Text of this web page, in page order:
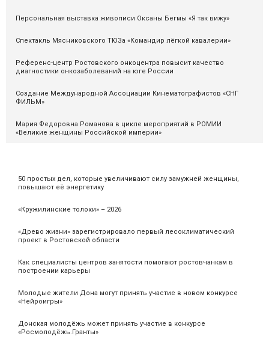
50 простых дел, которые увеличивают силу замужней женщины,
повышают её энергетику
«Кружилинские толоки» – 2026
«Древо жизни» зарегистрировало первый лесоклиматический
проект в Ростовской области
Как специалисты центров занятости помогают ростовчанкам в
построении карьеры
Молодые жители Дона могут принять участие в новом конкурсе
«Нейроигры»
Донская молодёжь может принять участие в конкурсе
«Росмолодёжь.Гранты»
Персональная выставка живописи Оксаны Бегмы «Я так вижу»
Спектакль Мясниковского ТЮЗа «Командир лёгкой кавалерии»
Референс-центр Ростовского онкоцентра повысит качество
диагностики онкозаболеваний на юге России
Cоздание Международной Ассоциации Кинематографистов «СНГ
ФИЛЬМ»
Мария Федоровна Романова в цикле мероприятий в РОМИИ
«Великие женщины Российской империи»